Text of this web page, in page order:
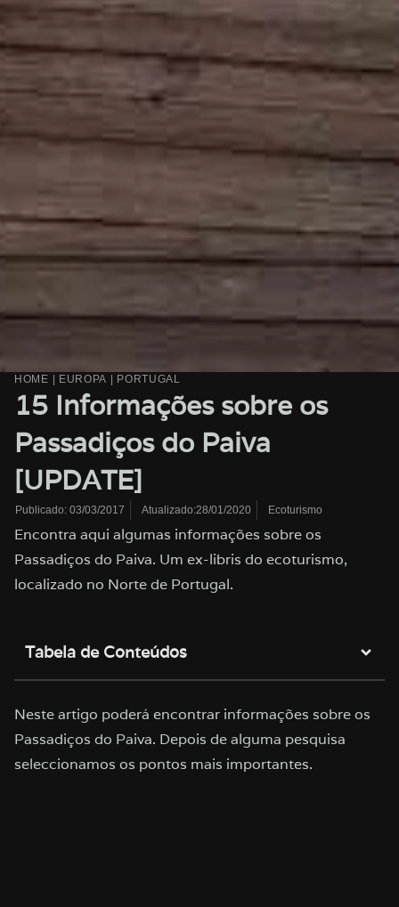
HOME | EUROPA | PORTUGAL
15 Informações sobre os
Passadiços do Paiva
[UPDATE]
Publicado: 03/03/2017 Atualizado:28/01/2020 Ecoturismo
Encontra aqui algumas informações sobre os
Passadiços do Paiva. Um ex-libris do ecoturismo,
localizado no Norte de Portugal.
Tabela de Conteúdos
Neste artigo poderá encontrar informações sobre os
Passadiços do Paiva. Depois de alguma pesquisa
seleccionamos os pontos mais importantes.